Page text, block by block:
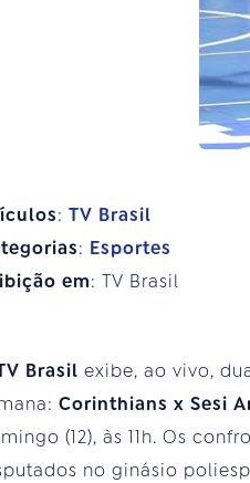
: TV Brasil
: Esportes
em: TV Brasil
Brasil exibe, ao vivo,
Corinthians x Sesi
(12), às 11h. Os
no ginásio